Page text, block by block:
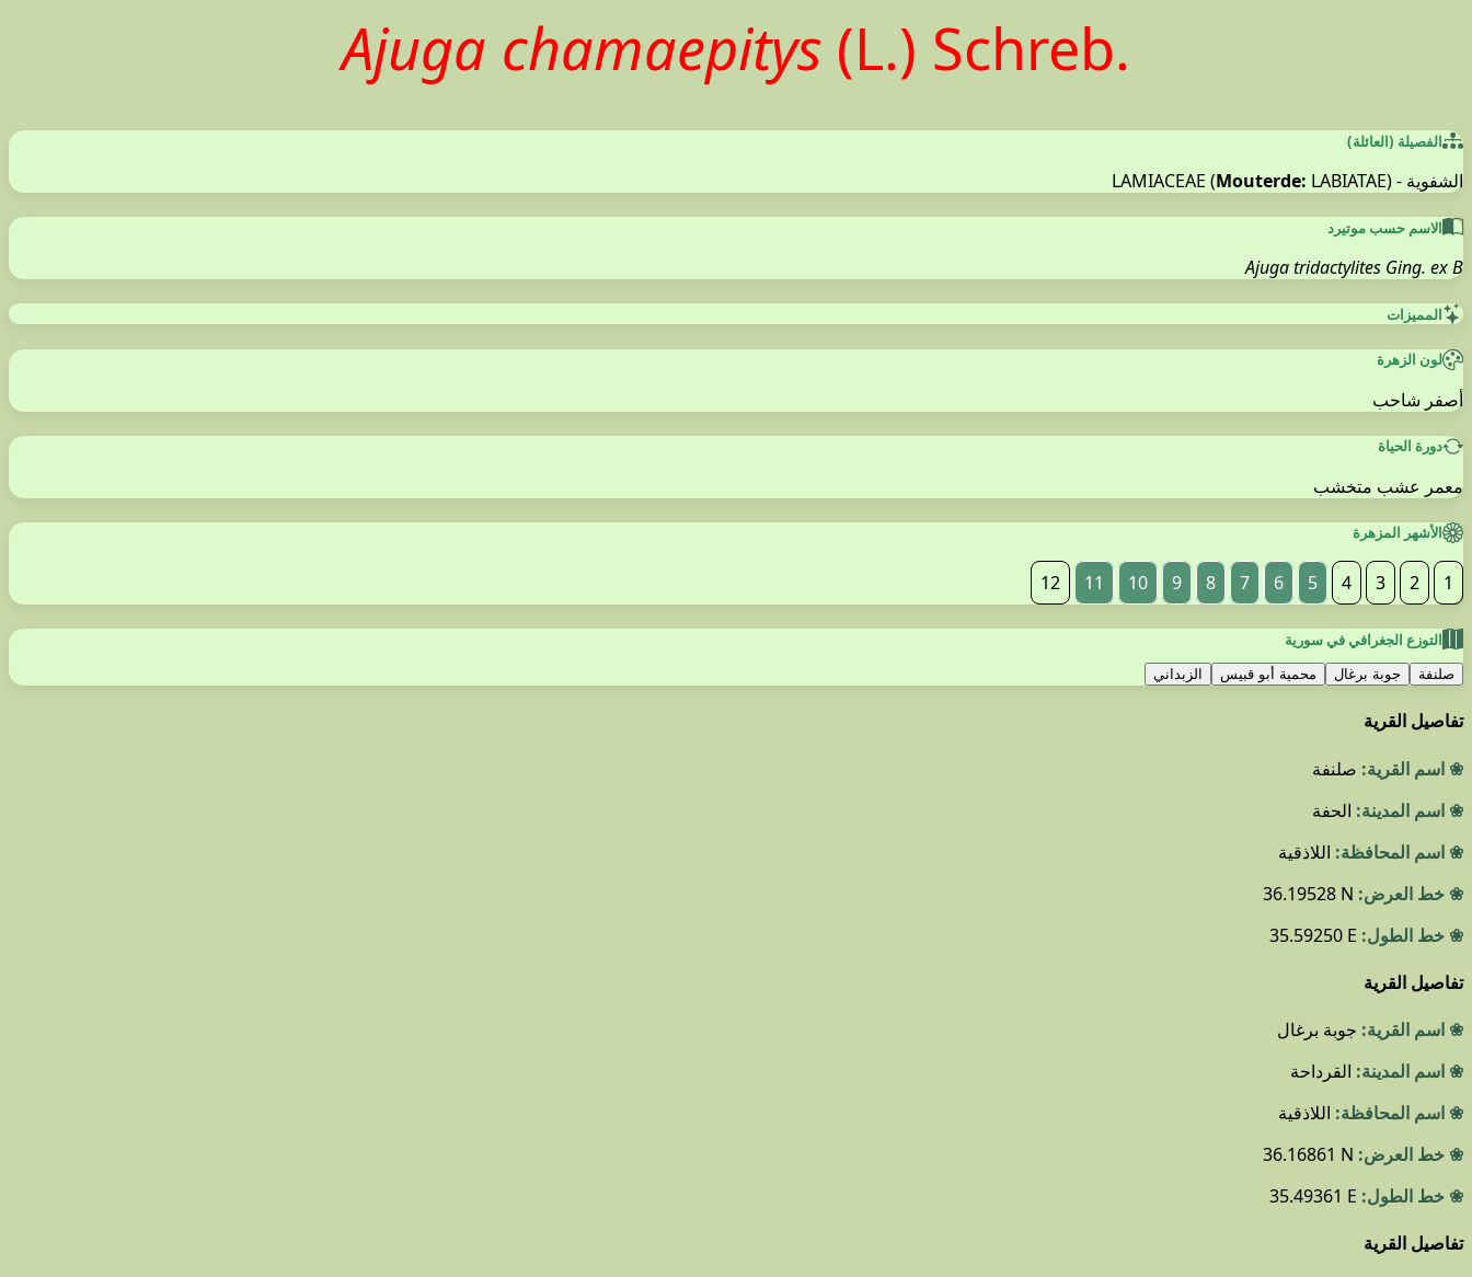
Ajuga chamaepitys (L.) Schreb.
الفصيلة (العائلة)
الشفوية - LAMIACEAE ( Mouterde: LABIATAE)
الاسم حسب موتيرد
Ajuga tridactylites Ging. ex B
المميزات
لون الزهرة
أصفر شاحب
دورة الحياة
معمر عشب متخشب
الأشهر المزهرة
1
2
3
4
5
6
7
8
9
10
11
12
التوزع الجغرافي في سورية
صلنفة جوبة برغال محمية أبو قبيس الزبداني
تفاصيل القرية
❀ اسم القرية: صلنفة
❀ اسم المدينة: الحفة
❀ اسم المحافظة: اللاذقية
❀ خط العرض: 36.19528 N
❀ خط الطول: 35.59250 E
تفاصيل القرية
❀ اسم القرية: جوبة برغال
❀ اسم المدينة: القرداحة
❀ اسم المحافظة: اللاذقية
❀ خط العرض: 36.16861 N
❀ خط الطول: 35.49361 E
تفاصيل القرية